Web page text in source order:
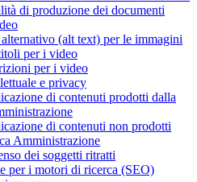
di produzione dei documenti
(alt text) per le immagini
per i video
per i video
e privacy
di contenuti prodotti dalla
di contenuti non prodotti
Amministrazione
dei soggetti ritratti
per i motori di ricerca (SEO)